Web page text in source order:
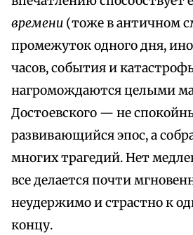
времени (тоже в античном
промежуток одного дня,
часов, события и
нагромождаются целыми
Достоевского — не
развивающийся эпос, а
многих трагедий. Нет
все делается почти
неудержимо и страстно к
концу.